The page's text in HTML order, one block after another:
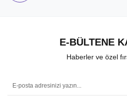
E-BÜLTENE
Haberler ve özel